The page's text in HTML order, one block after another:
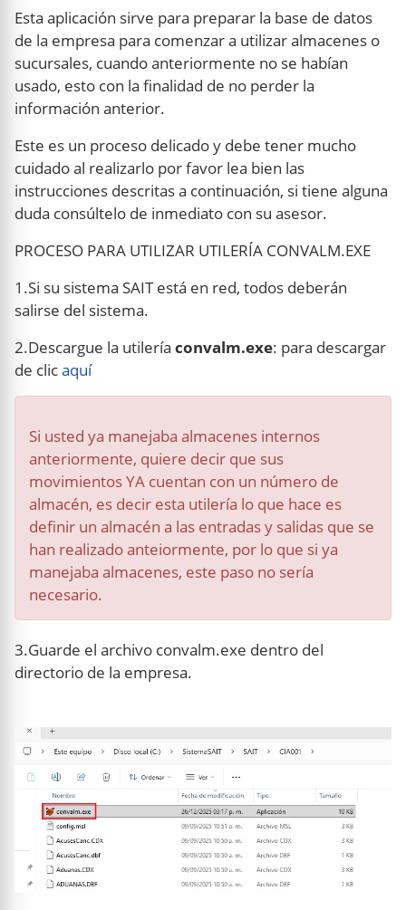
Esta aplicación sirve para preparar la base de datos
de la empresa para comenzar a utilizar almacenes o
sucursales, cuando anteriormente no se habían
usado, esto con la finalidad de no perder la
información anterior.
Este es un proceso delicado y debe tener mucho
cuidado al realizarlo por favor lea bien las
instrucciones descritas a continuación, si tiene alguna
duda consúltelo de inmediato con su asesor.
PROCESO PARA UTILIZAR UTILERÍA CONVALM.EXE
1.Si su sistema SAIT está en red, todos deberán
salirse del sistema.
2.Descargue la utilería convalm.exe: para descargar
de clicaquí
Si usted ya manejaba almacenes internos
anteriormente, quiere decir que sus
movimientos YA cuentan con un número de
almacén, es decir esta utilería lo que hace es
definir un almacén a las entradas y salidas que se
han realizado anteiormente, por lo que si ya
manejaba almacenes, este paso no sería
necesario.
3.Guarde el archivo convalm.exe dentro del
directorio de la empresa.